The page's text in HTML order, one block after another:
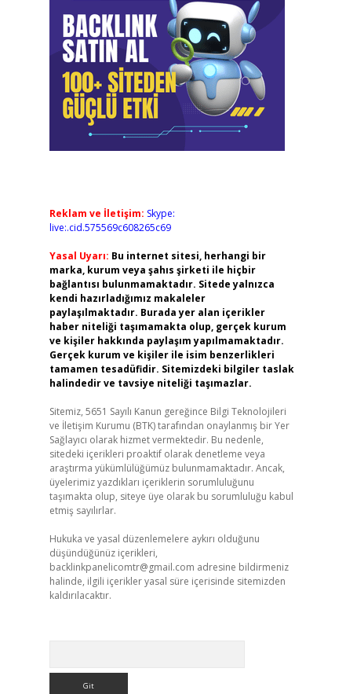
Reklam ve İletişim: Skype:
live:.cid.575569c608265c69
Yasal Uyarı: Bu internet sitesi, herhangi bir
marka, kurum veya şahıs şirketi ile hiçbir
bağlantısı bulunmamaktadır. Sitede yalnızca
kendi hazırladığımız makaleler
paylaşılmaktadır. Burada yer alan içerikler
haber niteliği taşımamakta olup, gerçek kurum
ve kişiler hakkında paylaşım yapılmamaktadır.
Gerçek kurum ve kişiler ile isim benzerlikleri
tamamen tesadüfidir. Sitemizdeki bilgiler taslak
halindedir ve tavsiye niteliği taşımazlar.
Sitemiz, 5651 Sayılı Kanun gereğince Bilgi Teknolojileri
ve İletişim Kurumu (BTK) tarafından onaylanmış bir Yer
Sağlayıcı olarak hizmet vermektedir. Bu nedenle,
sitedeki içerikleri proaktif olarak denetleme veya
araştırma yükümlülüğümüz bulunmamaktadır. Ancak,
üyelerimiz yazdıkları içeriklerin sorumluluğunu
taşımakta olup, siteye üye olarak bu sorumluluğu kabul
etmiş sayılırlar.
Hukuka ve yasal düzenlemelere aykırı olduğunu
düşündüğünüz içerikleri,
backlinkpanelicomtr@gmail.com adresine bildirmeniz
halinde, ilgili içerikler yasal süre içerisinde sitemizden
kaldırılacaktır.